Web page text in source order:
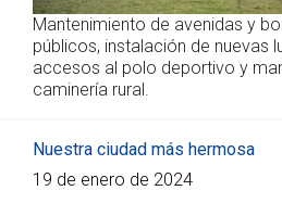
Mantenimiento de avenidas y
públicos, instalación de nuevas
accesos al polo deportivo y
caminería rural.
Nuestra ciudad más hermosa
19 de enero de 2024